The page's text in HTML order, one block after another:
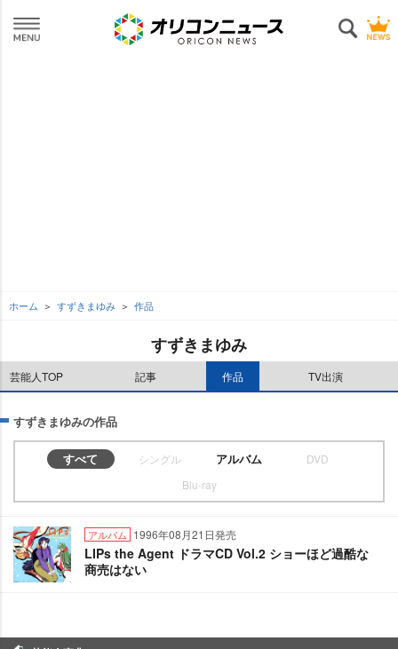
ホーム すずきまゆみ 作品
すずきまゆみ
芸能人TOP 記事 作品 TV出演
すずきまゆみの作品
すべて シングル アルバム
DVD
Blu-ray
アルバム 1996年08月21日発売
LIPs the Agent ドラマCD Vol.2 ショーほど過酷な
商売はない